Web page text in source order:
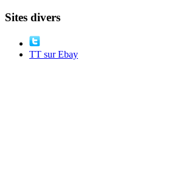
Sites divers
TT sur Ebay